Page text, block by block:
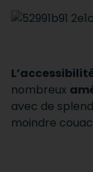
nombreux
avec de
moindre couac